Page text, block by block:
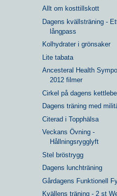
Allt om kosttillskott
Dagens kvällsträning -
långpass
Kolhydrater i grönsaker
Lite tabata
Ancesteral Health
2012 filmer
Cirkel på dagens
Dagens träning med
Citerad i Topphälsa
Veckans Övning -
Hållningsrygglyft
Stel bröstrygg
Dagens lunchträning
Gårdagens Funktionell
Kvällens träning - 2 st